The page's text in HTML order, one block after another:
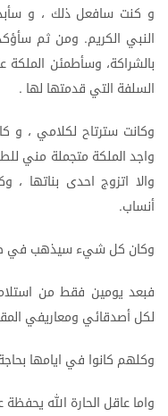
و كنت سافعل ذلك ، و
النبي الكريم. ومن ثم
بالشراكة، وسأطمئن الملكة
السلفة التي قدمتها لها .
وكانت سترتاح لكلامي ، و
واجدالملكة متجملة مني
والا اتزوج احدى بناتها ،
أنساب.
وكان كل شيء سيذهب في
فبعد يومين فقط من
لكلأصدقائي ومعاريفي
وكلهم كانوا في ايامها
واماعاقل الحارة الله يحفظة